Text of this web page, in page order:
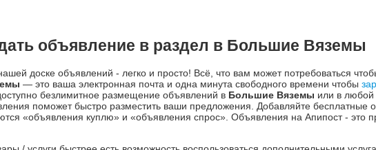
объявление в раздел в Большие Вяземы
доске объявлений - легко и просто! Всё, что вам может потребоваться
— это ваша электронная почта и одна минута свободного времени чтобы
безлимитное размещение объявлений в Большие Вяземы или в любой
поможет быстро разместить ваши предложения. Добавляйте бесплатные
«объявления куплю» и «объявления спрос». Объявления на Апипост - это